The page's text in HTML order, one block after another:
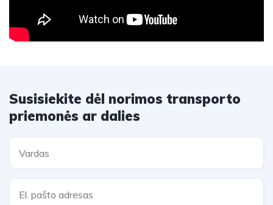
Susisiekite dėl norimos transporto
priemonės ar dalies